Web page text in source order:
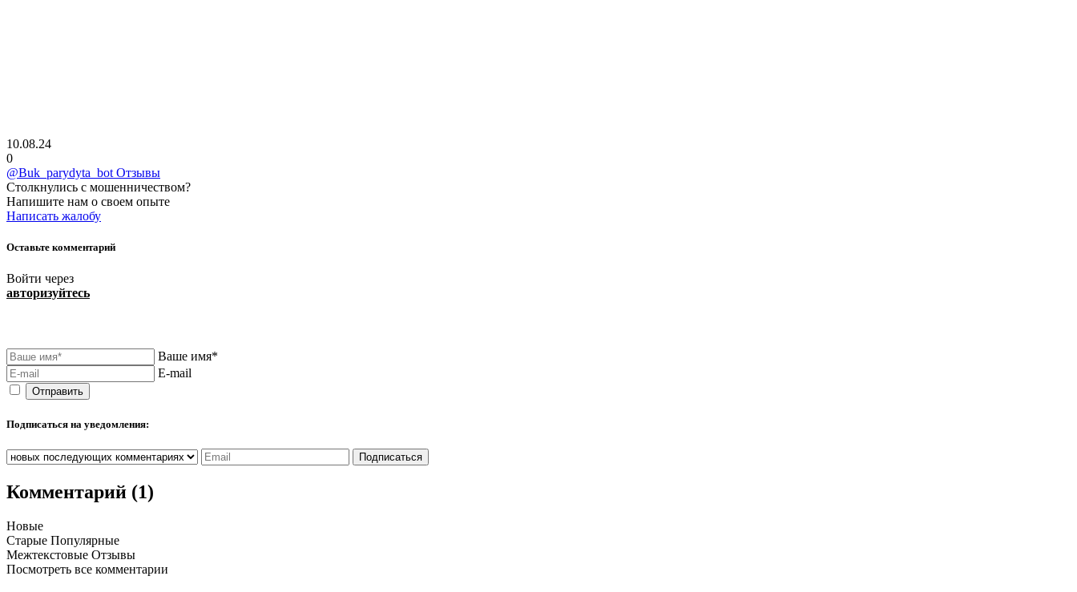
10.08.24
0
@Buk_parydyta_bot Отзывы
Столкнулись с мошенничеством?
Напишите нам о своем опыте
Написать жалобу
Оставьте комментарий
Войти через
авторизуйтесь
Ваше имя*
E-mail
Подписаться на уведомления:
Подписаться
Комментарий (1)
Новые
Старые Популярные
Межтекстовые Отзывы
Посмотреть все комментарии